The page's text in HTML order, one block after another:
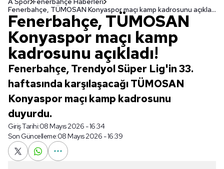
Fenerbahçe, TÜMOSAN Konyaspor maçı kamp kadrosunu açıkladı!
Fenerbahçe, TÜMOSAN
Konyaspor maçı kamp
kadrosunu açıkladı!
Fenerbahçe, Trendyol Süper Lig'in 33.
haftasında karşılaşacağı TÜMOSAN
Konyaspor maçı kamp kadrosunu
duyurdu.
Giriş Tarihi:08 Mayıs 2026 - 16:34
Son Güncelleme:08 Mayıs 2026 - 16:39